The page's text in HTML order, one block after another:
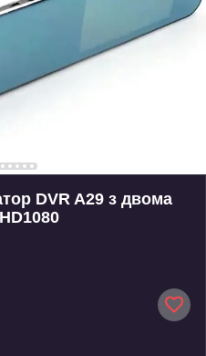
DVR A29 з двома